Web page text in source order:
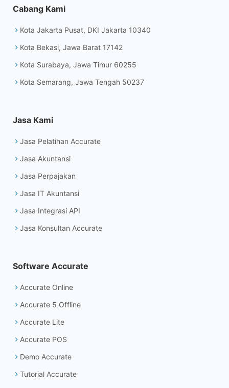
Cabang Kami
Kota Jakarta Pusat, DKI Jakarta 10340
Kota Bekasi, Jawa Barat 17142
Kota Surabaya, Jawa Timur 60255
Kota Semarang, Jawa Tengah 50237
Jasa Kami
Jasa Pelatihan Accurate
Jasa Akuntansi
Jasa Perpajakan
Jasa IT Akuntansi
Jasa Integrasi API
Jasa Konsultan Accurate
Software Accurate
Accurate Online
Accurate 5 Offline
Accurate Lite
Accurate POS
Demo Accurate
Tutorial Accurate